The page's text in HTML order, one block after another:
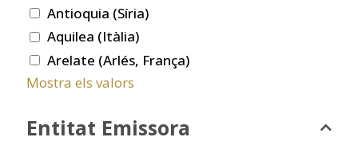
Antioquia (Síria)
Aquilea (Itàlia)
Arelate (Arlés, França)
Mostra els valors
Entitat Emissora